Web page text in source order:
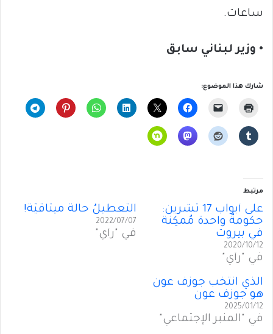
ساعات.
• وزير لبناني سابق
شارك هذا الموضوع:
مرتبط
على أبواب 17 تشرين:
حكومةٌ واحدة مُمكِنة
في بيروت
2020/10/12
في "رأي"
التعطيلُ حالةٌ ميثاقيّة!
2022/07/07
في "رأي"
الذي انتَخَب جوزف عون
هو جوزف عون
2025/01/12
في "المنبر الإجتماعي"